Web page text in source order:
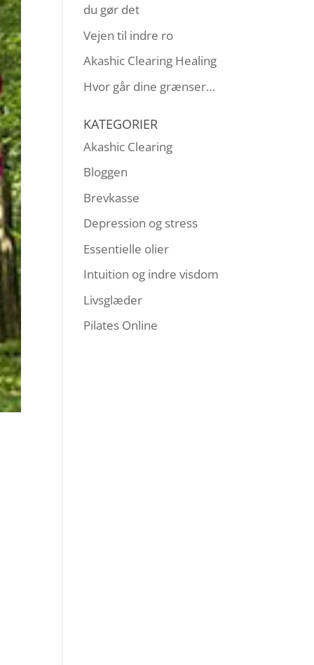
du gør det
Vejen til indre ro
Akashic Clearing Healing
Hvor går dine grænser…
KATEGORIER
Akashic Clearing
Bloggen
Brevkasse
Depression og stress
Essentielle olier
Intuition og indre visdom
Livsglæder
Pilates Online